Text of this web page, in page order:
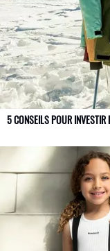
5 CONSEILS POUR INVESTIR